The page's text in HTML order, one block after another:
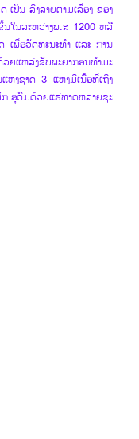
ປັນ ລິງລາຍຕາມເລື່ອງ ຂອງ
ນໃນລະຫວ່າງພ.ສ 1200 ຫລື
ເພື່ອວັດທະນະທຳ ແລະ ການ
ຍ​ແຫລ່ງ​ຊັບ​ພະ​ຍາ​ກອນ​ທຳ​ມະ​
ຫ່ງ​ຊາດ 3 ແຫ່ງ​ມີ​ເນື້ອ​ທີ່​ເຖິງ
ກ​ ອຸດົມດ້ວຍແຮ່​ທາດ​ຫລາຍ​ຊະ​